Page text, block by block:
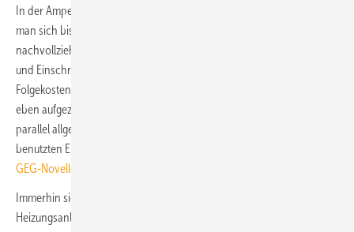
In der Ampel sind diese Verhältnisse auch bekannt, trotzdem konnte
man sich bisher nicht dazu durchringen, sie
nachvollziehbar zu präsentieren und daraus die notwendigen Regeln
und Einschränkungen abzuleiten, damit Fehlinvestitionen und
Folgekosten für die Gesellschaft vermieden werden,
eben aufgezeigte umfassende Beratungspflicht zu konzentrieren und
parallel allgemeine Vorgaben zur Dekarbonisierung der bisher
benutzten Energieträger auf den Weg zu bringen (vgl.:
GEG-Novelle pragmatisch reformieren könnte
Immerhin sieht die Formulierungshilfe in § 71 „Anforderungen an eine
Heizungsanlage Anforderungen an eine Heizungsanlage“ als Absatz 11